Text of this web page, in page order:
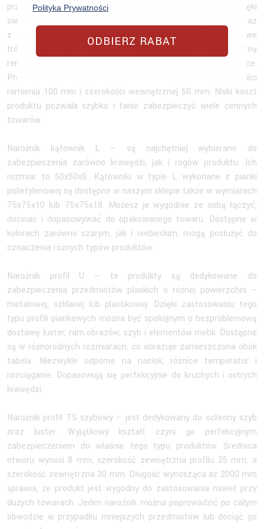
przedmiotów, takich jak komputery, telewizory czy blaty. Dzięki
swoim antystatycznym właściwościom może być używany wraz
z towarami z kategorii elektronicznych. Narożniki piankowe
trójścienne są najczęściej wykorzystywane przez firmy
remontowe i transportowe oraz w branży e-commerce.
Prezentowany tutaj produkt to uniwersalny narożnik o długości
ramienia 100 mm i szerokości wewnętrznej 50 mm. Niski koszt
produktu pozwala szybko i tanio zabezpieczyć wiele cennych
towarów.
Narożnik kątownik L – są najchętniej wybierane do
zabezpieczenia zarówno krawędzi, jak i rogów produktu. Ich
rozmiar to 50x50x8. Kątowniki w typie L wykonane z pianki
polietylenowej są dostępne w naszym sklepie także w wymiarach
75x75x10 lub 75x75x18. Możesz je wygodnie ze sobą łączyć,
docinać i dopasowywać do opakowanego towaru. Dostępne w
kolorach zarówno szarym, jak i niebieskim, mogą posłużyć do
oznaczenia różnych typów produktów.
Narożnik profil U – te produkty są dedykowane do
zabezpieczenia przedmiotów płaskich o różnej powierzchni –
metalowej, szklanej lub plastikowej. Dzięki zastosowaniu tego
typu profili piankowych można być spokojnym o bezproblemową
dostawę luster, ram obrazów, szyb i elementów mebli. Dostępne
są w różnorodnych rozmiarach, co obrazuje zamieszczona obok
tabela. Niezwykle odporne na nacisk, różnice temperatur i
rozciąganie. Dopasowują się perfekcyjnie do kruchych i ostrych
krawędzi.
Narożnik profil TS szybowy – jest dedykowany do ochrony szyb
oraz luster. Wyjątkowy kształt czyni go perfekcyjnym
zabezpieczeniem do właśnie tego typu produktów. Średnica
otworu wynosi 8 mm, szerokość zewnętrzna profilu 25 mm, a
szerokość zewnętrzna 30 mm. Długość wynosząca aż 2000 mm
sprawia, że produkt jest wygodny do zastosowania nawet przy
dużych towarach. Jeden narożnik można poprowadzić po całym
obwodzie w przypadku mniejszych przedmiotów lub dociąć go
Polityka Prywatności
ODBIERZ RABAT